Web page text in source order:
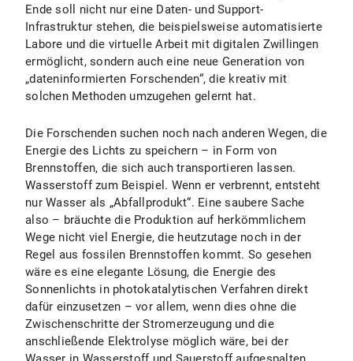
Ende soll nicht nur eine Daten- und Support-
Infrastruktur stehen, die beispielsweise automatisierte
Labore und die virtuelle Arbeit mit digitalen Zwillingen
ermöglicht, sondern auch eine neue Generation von
„dateninformierten Forschenden“, die kreativ mit
solchen Methoden umzugehen gelernt hat.
Die Forschenden suchen noch nach anderen Wegen, die
Energie des Lichts zu speichern – in Form von
Brennstoffen, die sich auch transportieren lassen.
Wasserstoff zum Beispiel. Wenn er verbrennt, entsteht
nur Wasser als „Abfallprodukt“. Eine saubere Sache
also – bräuchte die Produktion auf herkömmlichem
Wege nicht viel Energie, die heutzutage noch in der
Regel aus fossilen Brennstoffen kommt. So gesehen
wäre es eine elegante Lösung, die Energie des
Sonnenlichts in photokatalytischen Verfahren direkt
dafür einzusetzen – vor allem, wenn dies ohne die
Zwischenschritte der Stromerzeugung und die
anschließende Elektrolyse möglich wäre, bei der